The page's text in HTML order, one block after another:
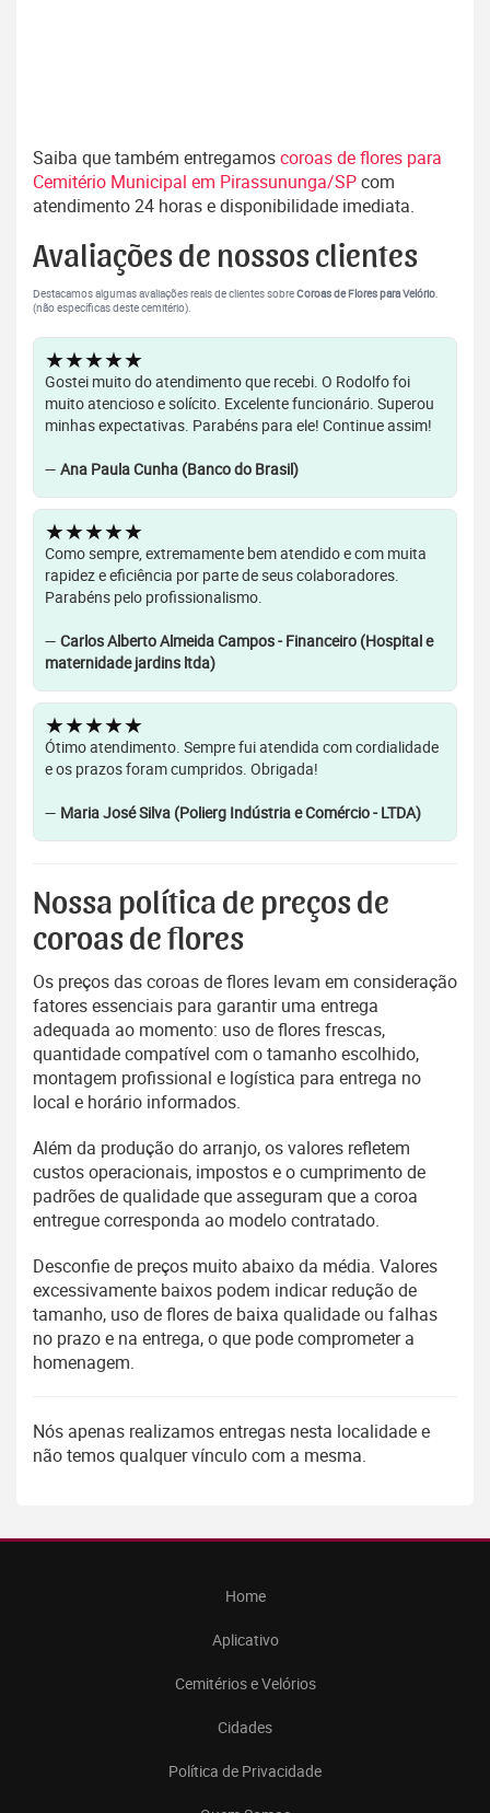
Saiba que também entregamoscoroas de flores para
Cemitério Municipal em Pirassununga/SPcom
atendimento 24 horas e disponibilidade imediata.
Avaliações de nossos clientes
Destacamos algumas avaliações reais de clientes sobreCoroas de Flores para Velório.
(não específicas deste cemitério).
★★★★★
Gostei muito do atendimento que recebi. O Rodolfo foi
muito atencioso e solícito. Excelente funcionário. Superou
minhas expectativas. Parabéns para ele! Continue assim!
— Ana Paula Cunha (Banco do Brasil)
★★★★★
Como sempre, extremamente bem atendido e com muita
rapidez e eficiência por parte de seus colaboradores.
Parabéns pelo profissionalismo.
— Carlos Alberto Almeida Campos - Financeiro (Hospital e
maternidade jardins ltda)
★★★★★
Ótimo atendimento. Sempre fui atendida com cordialidade
e os prazos foram cumpridos. Obrigada!
— Maria José Silva (Polierg Indústria e Comércio - LTDA)
Nossa política de preços de
coroas de flores
Os preços das coroas de flores levam em consideração
fatores essenciais para garantir uma entrega
adequada ao momento: uso de flores frescas,
quantidade compatível com o tamanho escolhido,
montagem profissional e logística para entrega no
local e horário informados.
Além da produção do arranjo, os valores refletem
custos operacionais, impostos e o cumprimento de
padrões de qualidade que asseguram que a coroa
entregue corresponda ao modelo contratado.
Desconfie de preços muito abaixo da média. Valores
excessivamente baixos podem indicar redução de
tamanho, uso de flores de baixa qualidade ou falhas
no prazo e na entrega, o que pode comprometer a
homenagem.
Nós apenas realizamos entregas nesta localidade e
não temos qualquer vínculo com a mesma.
Home
Aplicativo
Cemitérios e Velórios
Cidades
Política de Privacidade